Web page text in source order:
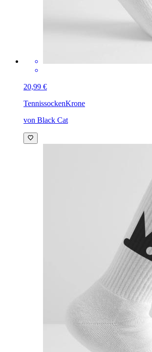
20,99 €
TennissockenKrone
von Black Cat